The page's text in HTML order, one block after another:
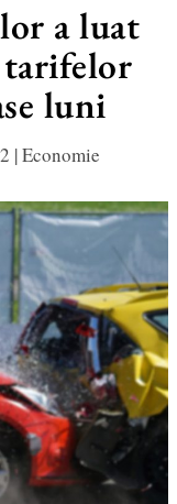
a luat
luni
|Economie